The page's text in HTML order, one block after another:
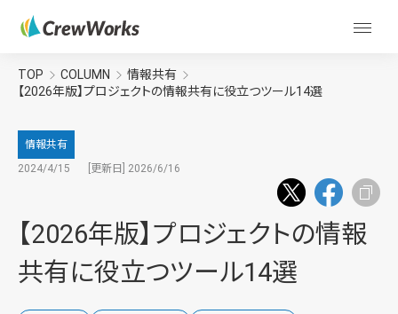
TOP COLUMN
情報共有
【2026年版】プロジェクトの情報共有に役立つツール14選
情報共有
2024/4/15
[更新日] 2026/6/16
【2026年版】プロジェクトの情報
共有に役立つツール14選